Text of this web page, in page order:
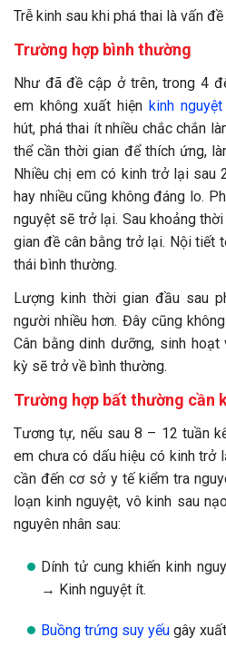
Trễ kinh sau khi phá thai là vấn
Trường hợp bình thường
Như đã đề cập ở trên, trong 4
em không xuất hiện kinh nguyệt
hút, phá thai ít nhiều chắc chắn
thể cần thời gian để thích ứng,
Nhiều chị em có kinh trở lại sau
hay nhiều cũng không đáng lo.
nguyệt sẽ trở lại. Sau khoảng
gian đề cân bằng trở lại. Nội tiết
thái bình thường.
Lượng kinh thời gian đầu sau
người nhiều hơn. Đây cũng
Cân bằng dinh dưỡng, sinh
kỳ sẽ trở về bình thường.
Trường hợp bất thường cần
Tương tự, nếu sau 8 – 12 tuần
em chưa có dấu hiệu có kinh trở
cần đến cơ sở y tế kiểm tra
loạn kinh nguyệt, vô kinh sau
nguyên nhân sau:
Dính tử cung khiến kinh
→ Kinh nguyệt ít.
Buồng trứng suy yếu gây